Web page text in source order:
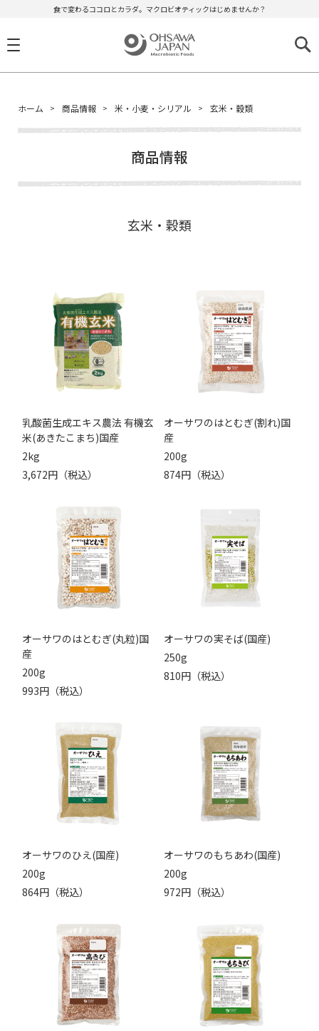
食で変わるココロとカラダ。マクロビオティックはじめませんか？
ホーム 商品情報 米・小麦・シリアル 玄米・穀類
商品情報
玄米・穀類
乳酸菌生成エキス農法 有機玄
米(あきたこまち)国産
2kg
3,672円（税込）
オーサワのはとむぎ(割れ)国
産
200g
874円（税込）
オーサワのはとむぎ(丸粒)国
産
200g
993円（税込）
オーサワの実そば(国産)
250g
810円（税込）
オーサワのひえ(国産)
200g
864円（税込）
オーサワのもちあわ(国産)
200g
972円（税込）